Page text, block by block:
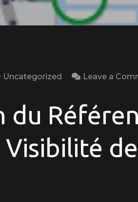
Uncategorized Leave a
du